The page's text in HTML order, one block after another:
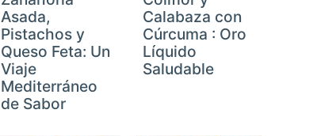
Asada,
Pistachos y
Queso Feta: Un
Viaje
Mediterráneo
de Sabor
Calabaza con
Cúrcuma : Oro
Líquido
Saludable